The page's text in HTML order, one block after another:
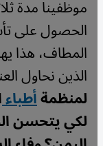
موظفينا مدة
الحصول على
المطاف، هذا
الذين نحاول
لمنظمةأطباء
لكي يتحسن